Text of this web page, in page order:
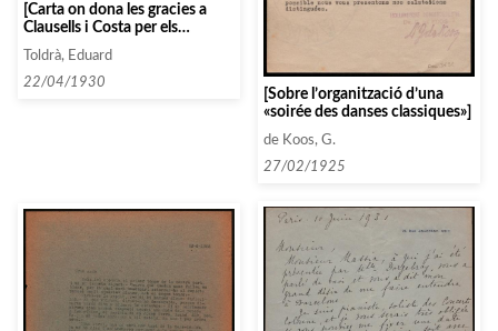
[Carta on dona les gracies a
Clausells i Costa per els
comptes que li han passat de
actuacions seves]
Toldrà, Eduard
22/04/1930
[Sobre l’organització d’una
«soirée des danses classiques»]
de Koos, G.
27/02/1925